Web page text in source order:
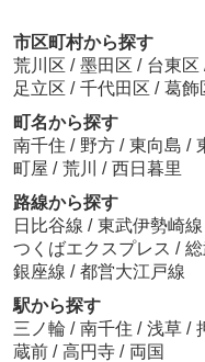
市区町村から探す
荒川区 / 墨田区 / 台東区
足立区 / 千代田区 / 葛飾
町名から探す
南千住 / 野方 / 東向島 /
町屋 / 荒川 / 西日暮里
路線から探す
日比谷線 / 東武伊勢崎線
つくばエクスプレス /
銀座線 / 都営大江戸線
駅から探す
三ノ輪 / 南千住 / 浅草 /
蔵前 / 高円寺 / 両国